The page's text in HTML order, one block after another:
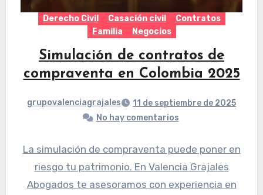
Derecho Civil Casación civil
Contratos
Familia
Negocios
Simulación de contratos de
compraventa en Colombia 2025
grupovalenciagrajales
11 de septiembre de 2025
No hay comentarios
La simulación de compraventa puede poner en
riesgo tu patrimonio. En Valencia Grajales
Abogados te asesoramos con experiencia en